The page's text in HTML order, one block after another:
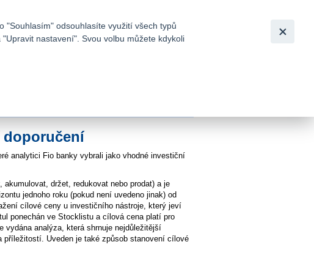
bez poplatků a
analytici Fio banky vybrali jako vhodné investiční
držet, redukovat nebo prodat) a je
jednoho roku (pokud není uvedeno jinak) od
cílové ceny u investičního nástroje, který jeví
ponechán ve Stocklistu a cílová cena platí pro
analýza, která shrnuje nejdůležitější
Uveden je také způsob stanovení cílové
"Souhlasím" odsouhlasíte využití všech typů
nastavení". Svou volbu můžete kdykoli